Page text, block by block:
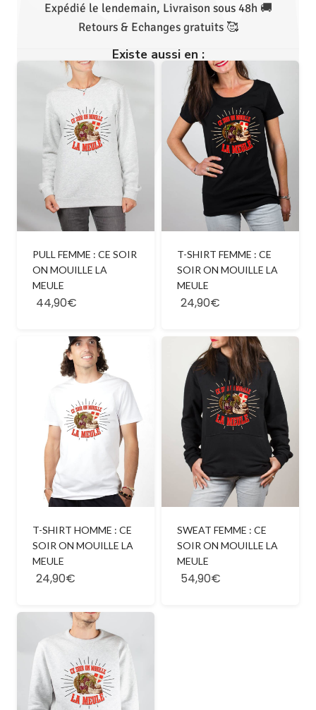
Expédié le lendemain, Livraison sous 48h 🚚
Retours & Echanges gratuits 🥰
Existe aussi en :
PULL FEMME : CE SOIR
ON MOUILLE LA
MEULE
44,90€
T-SHIRT FEMME : CE
SOIR ON MOUILLE LA
MEULE
24,90€
T-SHIRT HOMME : CE
SOIR ON MOUILLE LA
MEULE
24,90€
SWEAT FEMME : CE
SOIR ON MOUILLE LA
MEULE
54,90€